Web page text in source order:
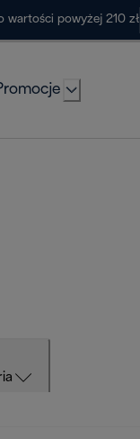
wartości powyżej 210 zł